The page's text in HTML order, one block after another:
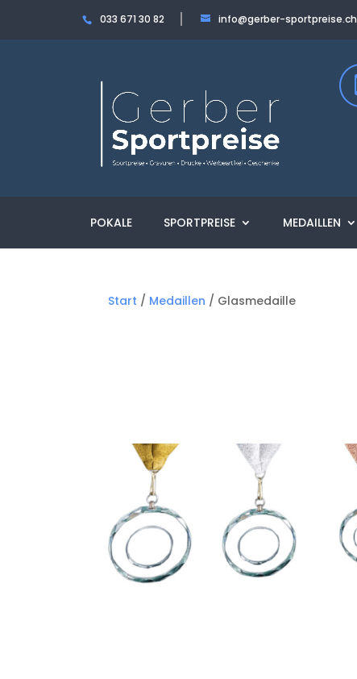
033 671 30 82 info@gerber-sportpreise.ch
POKALE SPORTPREISE MEDAILLEN
Start / Medaillen / Glasmedaille